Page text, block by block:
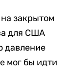
закрытом
для США
давление
мог бы идти